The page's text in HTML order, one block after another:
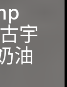
宇
油